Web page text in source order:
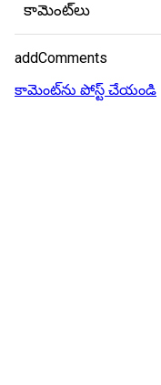
కామెంట్‌లు
addComments
కామెంట్‌ను పోస్ట్ చేయండి